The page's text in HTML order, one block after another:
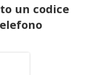
un codice